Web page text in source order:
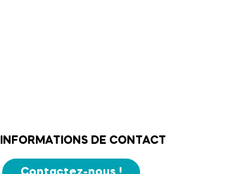
INFORMATIONS DE CONTACT